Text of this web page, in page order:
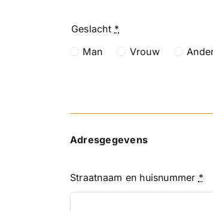
Geslacht *
Man
Vrouw
Adresgegevens
Straatnaam en huisnummer *